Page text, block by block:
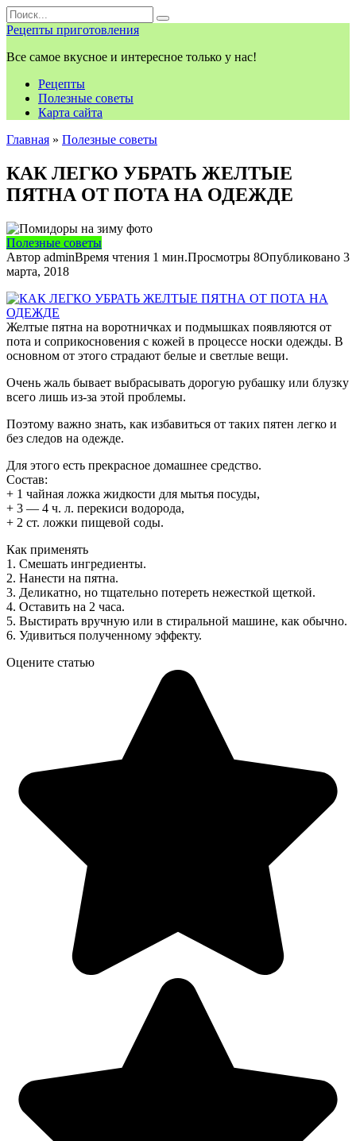
Перейти
к
контенту
Search
for:
Рецепты приготовления
Все самое вкусное и интересное только у нас!
Рецепты
Полезные советы
Карта сайта
Главная » Полезные советы
КАК ЛЕГКО УБРАТЬ ЖЕЛТЫЕ
ПЯТНА ОТ ПОТА НА ОДЕЖДЕ
Полезные советы
Автор adminВремя чтения 1 мин.Просмотры 8Опубликовано 3
марта, 2018
Желтые пятна на воротничках и подмышках появляются от
пота и соприкосновения с кожей в процессе носки одежды. В
основном от этого страдают белые и светлые вещи.
Очень жаль бывает выбрасывать дорогую рубашку или блузку
всего лишь из-за этой проблемы.
Поэтому важно знать, как избавиться от таких пятен легко и
без следов на одежде.
Для этого есть прекрасное домашнее средство.
Состав:
+ 1 чайная ложка жидкости для мытья посуды,
+ 3 — 4 ч. л. перекиси водорода,
+ 2 ст. ложки пищевой соды.
Как применять
1. Смешать ингредиенты.
2. Нанести на пятна.
3. Деликатно, но тщательно потереть нежесткой щеткой.
4. Оставить на 2 часа.
5. Выстирать вручную или в стиральной машине, как обычно.
6. Удивиться полученному эффекту.
Оцените статью